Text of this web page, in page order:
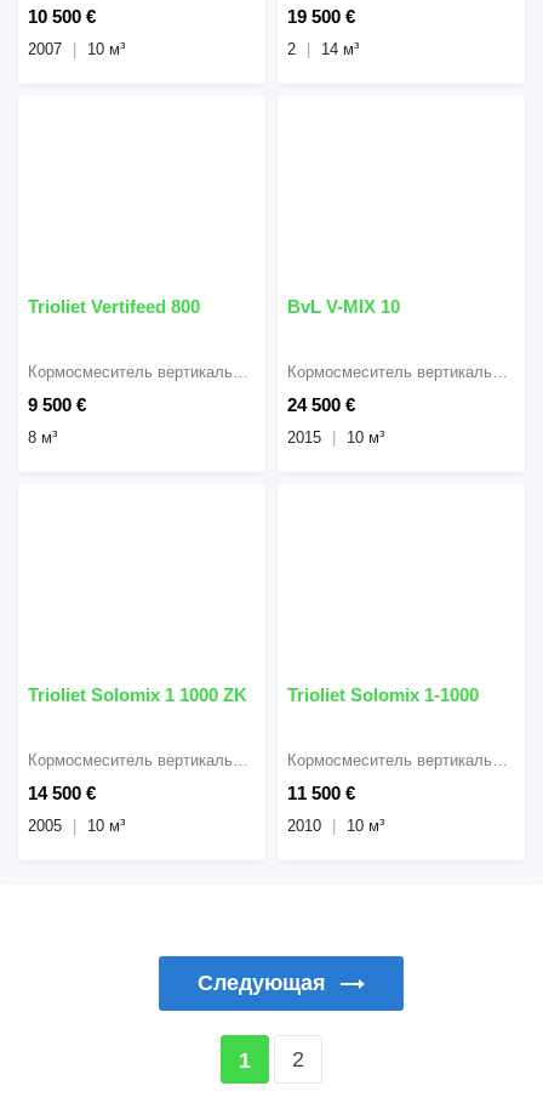
10 500 €
2007 10 м³
19 500 €
2 14 м³
Trioliet Vertifeed 800
9 500 €
Кормосмеситель вертикальный
8 м³
BvL V-MIX 10
24 500 €
Кормосмеситель вертикальный
2015 10 м³
Trioliet Solomix 1 1000 ZK
14 500 €
Кормосмеситель вертикальный
2005 10 м³
Trioliet Solomix 1-1000
11 500 €
Кормосмеситель вертикальный
2010 10 м³
Следующая
1 2